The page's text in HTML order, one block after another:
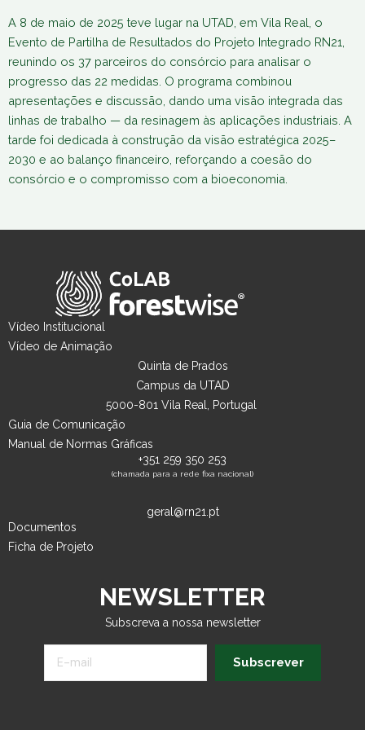
A 8 de maio de 2025 teve lugar na UTAD, em Vila Real, o
Evento de Partilha de Resultados do Projeto Integrado RN21,
reunindo os 37 parceiros do consórcio para analisar o
progresso das 22 medidas. O programa combinou
apresentações e discussão, dando uma visão integrada das
linhas de trabalho — da resinagem às aplicações industriais. A
tarde foi dedicada à construção da visão estratégica 2025–
2030 e ao balanço financeiro, reforçando a coesão do
consórcio e o compromisso com a bioeconomia.
Vídeo Institucional
Vídeo de Animação
Quinta de Prados
Campus da UTAD
5000-801 Vila Real, Portugal
Guia de Comunicação
Manual de Normas Gráficas
+351 259 350 253
(chamada para a rede fixa nacional)
geral@rn21.pt
Documentos
Ficha de Projeto
NEWSLETTER
Subscreva a nossa newsletter
Subscrever